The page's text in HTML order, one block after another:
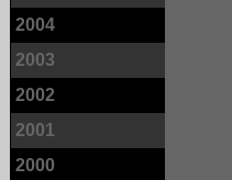
2004
2003
2002
2001
2000